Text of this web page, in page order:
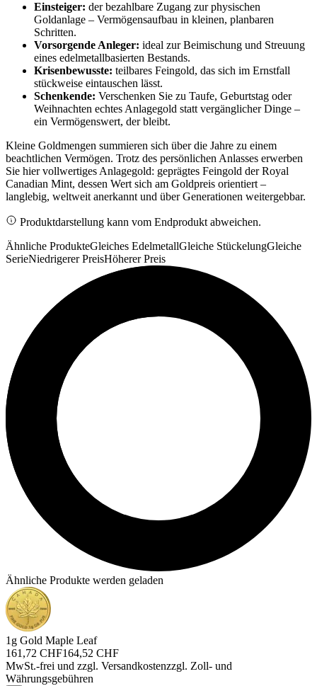
Einsteiger: der bezahlbare Zugang zur physischen
Goldanlage – Vermögensaufbau in kleinen, planbaren
Schritten.
Vorsorgende Anleger: ideal zur Beimischung und Streuung
eines edelmetallbasierten Bestands.
Krisenbewusste: teilbares Feingold, das sich im Ernstfall
stückweise eintauschen lässt.
Schenkende: Verschenken Sie zu Taufe, Geburtstag oder
Weihnachten echtes Anlagegold statt vergänglicher Dinge –
ein Vermögenswert, der bleibt.
Kleine Goldmengen summieren sich über die Jahre zu einem
beachtlichen Vermögen. Trotz des persönlichen Anlasses erwerben
Sie hier vollwertiges Anlagegold: geprägtes Feingold der Royal
Canadian Mint, dessen Wert sich am Goldpreis orientiert –
langlebig, weltweit anerkannt und über Generationen weitergebbar.
Produktdarstellung kann vom Endprodukt abweichen.
Ähnliche ProdukteGleiches EdelmetallGleiche StückelungGleiche
SerieNiedrigerer PreisHöherer Preis
Ähnliche Produkte werden geladen
1g Gold Maple Leaf
161,72 CHF164,52 CHF
MwSt.-frei und zzgl. Versandkostenzzgl. Zoll- und
Währungsgebühren